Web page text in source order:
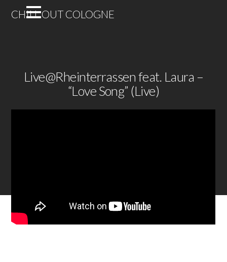
CHILL OUT COLOGNE
Live@Rheinterrassen feat. Laura –
“Love Song” (Live)